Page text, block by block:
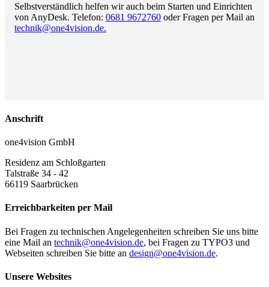
Selbstverständlich helfen wir auch beim Starten und Einrichten
von AnyDesk. Telefon: 0681 9672760 oder Fragen per Mail an
technik@one4vision.de.
Anschrift
one4vision GmbH
Residenz am Schloßgarten
Talstraße 34 - 42
66119 Saarbrücken
Erreichbarkeiten per Mail
Bei Fragen zu technischen Angelegenheiten schreiben Sie uns bitte
eine Mail an technik@one4vision.de, bei Fragen zu TYPO3 und
Webseiten schreiben Sie bitte an design@one4vision.de.
Unsere Websites